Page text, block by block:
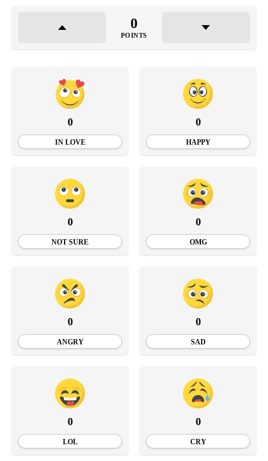
0
POINTS
0
IN LOVE
0
HAPPY
0
NOT SURE
0
OMG
0
ANGRY
0
SAD
0
LOL
0
CRY